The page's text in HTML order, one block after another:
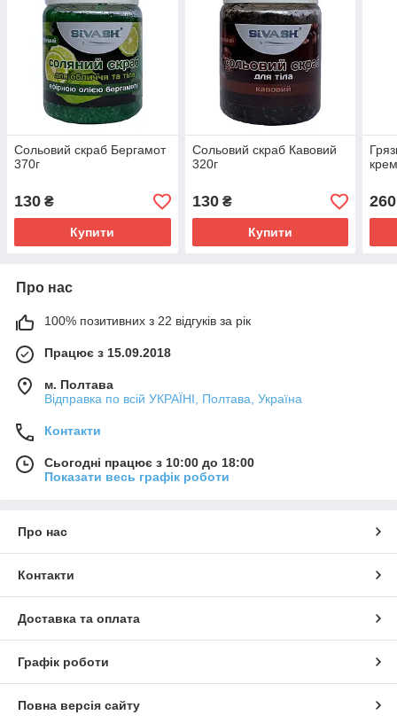
Сольовий скраб Бергамот
370г
130 ₴
Купити
Сольовий скраб Кавовий
320г
130₴
Купити
260
Про нас
100% позитивних з 22 відгуків за рік
Працює з 15.09.2018
м. Полтава
Відправка по всій УКРАЇНІ, Полтава, Україна
Контакти
Сьогодні працює з 10:00 до 18:00
Показати весь графік роботи
Про нас
Контакти
Доставка та оплата
Графік роботи
Повна версія сайту